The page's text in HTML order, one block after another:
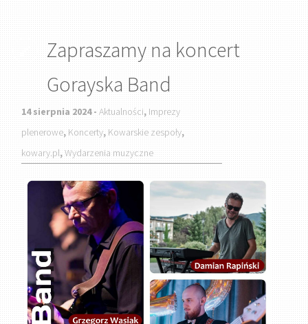
Zapraszamy na koncert
Gorayska Band
14 sierpnia 2024 - Aktualności, Imprezy
plenerowe, Koncerty, Kowarskie zespoły,
kowary.pl,Wydarzenia muzyczne